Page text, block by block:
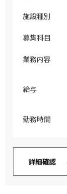
施設種別
募集科目
業務内容
給与
勤務時間
詳細確認